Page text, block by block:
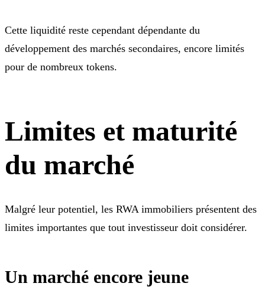
Cette liquidité reste cependant dépendante du
développement des marchés secondaires, encore limités
pour de nombreux tokens.
Limites et maturité
du marché
Malgré leur potentiel, les RWA immobiliers présentent des
limites importantes que tout investisseur doit considérer.
Un marché encore jeune